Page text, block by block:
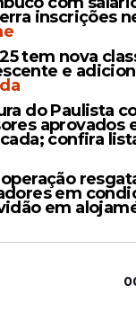
prevista
26 de maio de
às 17h.
inscrições
tem nova
e
do Paulista
aprovados
confira
em
em